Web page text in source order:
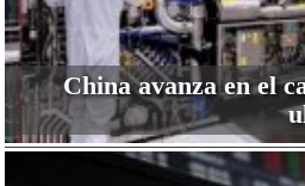
China avanza en el